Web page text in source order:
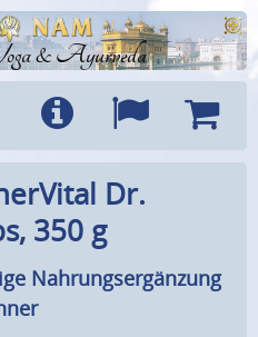
& Ayurveda
Info Sprachen
Dr.
350 g
Nahrungsergänzung